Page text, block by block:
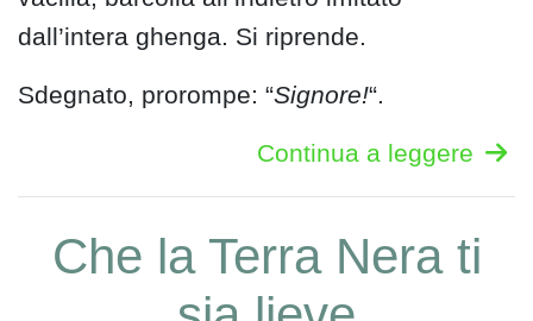
dall’intera ghenga. Si riprende.
Sdegnato, prorompe: “Signore!“.
Continua a leggere
Che la Terra Nera ti